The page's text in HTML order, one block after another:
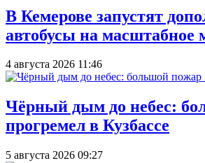
В Кемерове запустят
автобусы на масштабное
4 августа 2026 11:46
Чёрный дым до небес:
прогремел в Кузбассе
5 августа 2026 09:27